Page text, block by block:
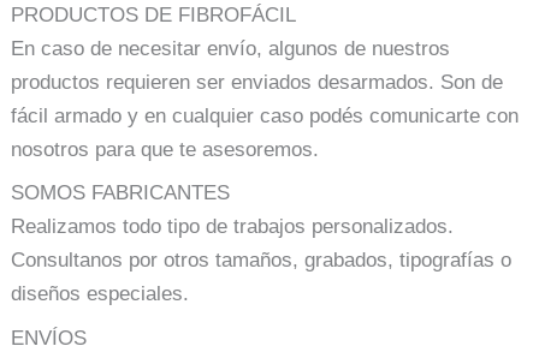
PRODUCTOS DE FIBROFÁCIL
En caso de necesitar envío, algunos de nuestros
productos requieren ser enviados desarmados. Son de
fácil armado y en cualquier caso podés comunicarte con
nosotros para que te asesoremos.
SOMOS FABRICANTES
Realizamos todo tipo de trabajos personalizados.
Consultanos por otros tamaños, grabados, tipografías o
diseños especiales.
ENVÍOS